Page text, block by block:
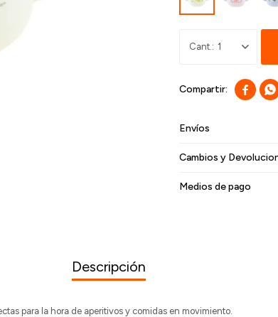
1
 
Envíos
Cambios y
Medios de pago
Descripción
para la hora de aperitivos y comidas en movimiento.